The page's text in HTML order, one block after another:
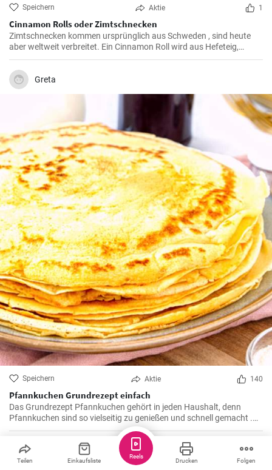
Speichern Aktie 1
Cinnamon Rolls oder Zimtschnecken
Zimtschnecken kommen ursprünglich aus Schweden , sind heute
aber weltweit verbreitet. Ein Cinnamon Roll wird aus Hefeteig,
Butter, Zimt und Zucker zubereitet . Ihre Kinder und Kaffeegäste
werden es lieben.
Greta
Speichern Aktie 140
Pfannkuchen Grundrezept einfach
Das Grundrezept Pfannkuchen gehört in jeden Haushalt, denn
Pfannkuchen sind so vielseitig zu genießen und schnell gemacht .
Süß oder herzhaft gefüllt sind die Pfannkuchen mit Milch und Eiern
ein Genuß für groß und klein .
Teilen Einkaufsliste Drucken Folgen
Reels